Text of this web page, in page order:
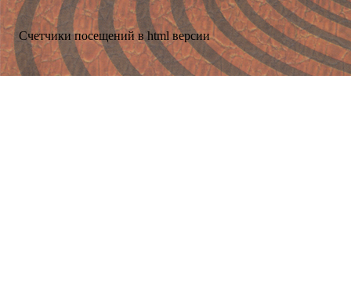
Счетчики посещений в html версии